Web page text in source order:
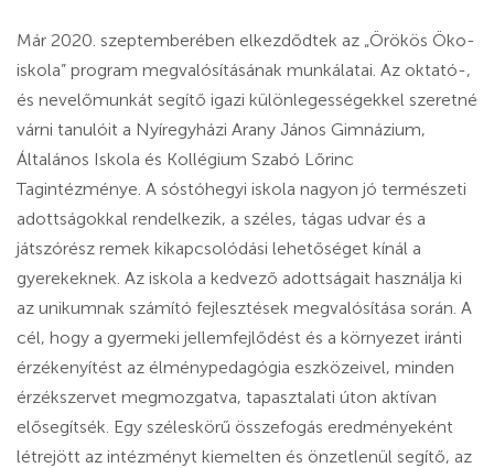
Már 2020. szeptemberében elkezdődtek az „Örökös Öko-
iskola” program megvalósításának munkálatai. Az oktató-,
és nevelőmunkát segítő igazi különlegességekkel szeretné
várni tanulóit a Nyíregyházi Arany János Gimnázium,
Általános Iskola és Kollégium Szabó Lőrinc
Tagintézménye. A sóstóhegyi iskola nagyon jó természeti
adottságokkal rendelkezik, a széles, tágas udvar és a
játszórész remek kikapcsolódási lehetőséget kínál a
gyerekeknek. Az iskola a kedvező adottságait használja ki
az unikumnak számító fejlesztések megvalósítása során. A
cél, hogy a gyermeki jellemfejlődést és a környezet iránti
érzékenyítést az élménypedagógia eszközeivel, minden
érzékszervet megmozgatva, tapasztalati úton aktívan
elősegítsék. Egy széleskörű összefogás eredményeként
létrejött az intézményt kiemelten és önzetlenül segítő, az